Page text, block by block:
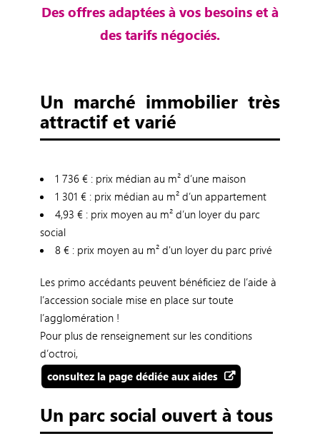
Des offres adaptées à vos besoins et à
des tarifs négociés.
Un marché immobilier très
attractif et varié
1 736 € : prix médian au m² d’une maison
1 301 € : prix médian au m² d’un appartement
4,93 € : prix moyen au m² d’un loyer du parc
social
8 € : prix moyen au m² d'un loyer du parc privé
Les primo accédants peuvent bénéficiez de l’aide à
l’accession sociale mise en place sur toute
l’agglomération !
Pour plus de renseignement sur les conditions
d’octroi,
consultez la page dédiée aux aides
Un parc social ouvert à tous